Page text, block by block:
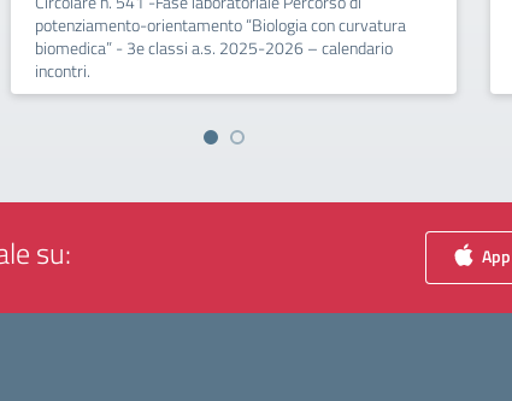
potenziamento-orientamento “Biologia con curvatura
biomedica” - 3e classi a.s. 2025-2026 – calendario
incontri.
su: